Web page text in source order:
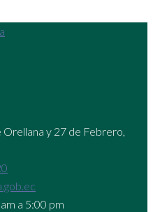
y 27 de Febrero,
a 5:00 pm